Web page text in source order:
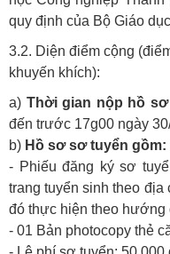
quy định của Bộ Giáo
3.2. Diện điểm cộng
khuyến khích):
a) Thời gian nộp hồ
đến trước 17g00 ngày
b) Hồ sơ sơ tuyển gồm:
- Phiếu đăng ký sơ
trang tuyển sinh theo địa
đó thực hiện theo hướng
- 01 Bản photocopy thẻ